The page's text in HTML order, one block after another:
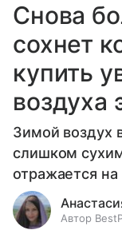
Снова
сохнет
купить
воздуха
Зимой воздух
слишком
отражается
Автор